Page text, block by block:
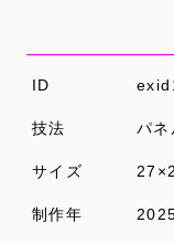
ID
技法 パネ
サイズ
制作年